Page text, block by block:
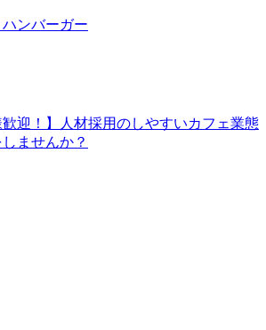
ンバーガー
歓迎！】人材採用のしやすいカフェ業態
ませんか？